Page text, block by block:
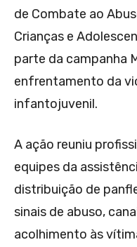
de Combate ao
Crianças e
parte da campanha
enfrentamento da
infantojuvenil.
A ação reuniu
equipes da
distribuição de
sinais de abuso,
acolhimento às